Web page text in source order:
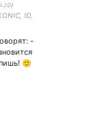
아
ID,
-
🙂